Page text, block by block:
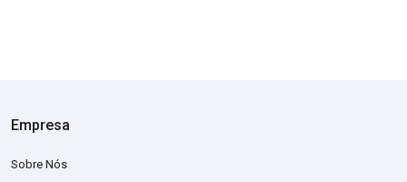
Empresa
Sobre Nós